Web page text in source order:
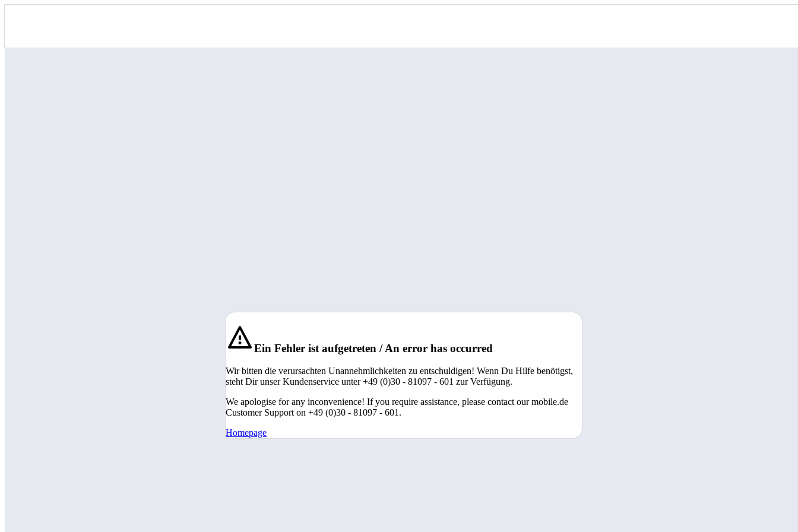
Ein Fehler ist aufgetreten / An error has occurred
Wir bitten die verursachten Unannehmlichkeiten zu entschuldigen! Wenn Du Hilfe benötigst,
steht Dir unser Kundenservice unter +49 (0)30 - 81097 - 601 zur Verfügung.
We apologise for any inconvenience! If you require assistance, please contact our mobile.de
Customer Support on +49 (0)30 - 81097 - 601.
Homepage